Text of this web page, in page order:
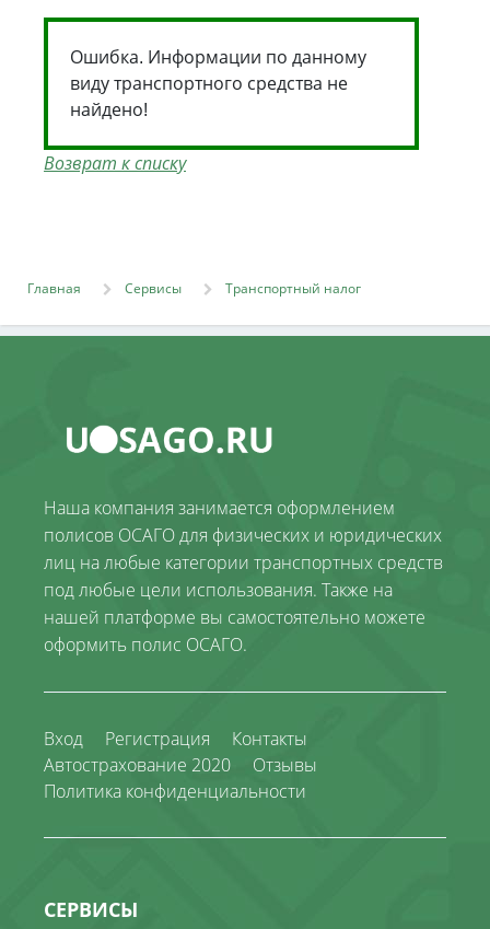
Ошибка. Информации по данному
виду транспортного средства не
найдено!
Возврат к списку
Главная Сервисы Транспортный налог
Наша компания занимается оформлением
полисов ОСАГО для физических и юридических
лиц на любые категории транспортных средств
под любые цели использования. Также на
нашей платформе вы самостоятельно можете
оформить полис ОСАГО.
Вход Регистрация
Контакты
Автострахование 2020
Отзывы
Политика конфиденциальности
СЕРВИСЫ